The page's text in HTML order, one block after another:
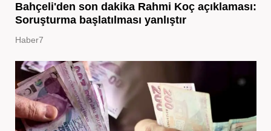
Bahçeli'den son dakika Rahmi Koç açıklaması:
Soruşturma başlatılması yanlıştır
Haber7